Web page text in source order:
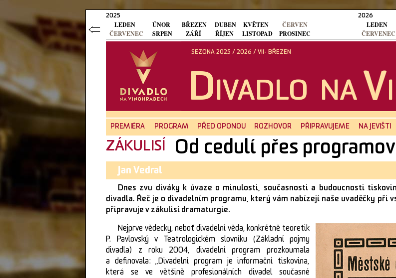
2025 2026
LEDEN ÚNOR ČERVEN
BŘEZEN DUBEN KVĚTEN LEDEN
ČERVENEC SRPEN ZÁŘÍ ŘÍJEN LISTOPAD PROSINEC ČERVENEC
DIVADLO NAV
SEZONA 2025 / 2026 / VII- BŘEZEN
PREMIÉRA PROGRAM PŘED OPONOU ROZHOVOR PŘIPRAVUJEME NA JEVIŠTI
ZÁKULISÍ
Jan Vedral
Dnes zvu diváky k úvaze o minulosti, současnosti a budoucnosti
divadla. Řeč je o divadelním programu, který vám nabízejí naše uvaděčky
připravuje v zákulisí dramaturgie.
Nejprve vědecky, neboť divadelní věda, konkrétně teoretik
P. Pavlovský v Teatrologickém slovníku (Základní pojmy
divadla) z roku 2004, divadelní program prozkoumala
a definovala: „Divadelní program je informační tiskovina,
která se ve většině profesionálních divadel současné
Od cedulí přes